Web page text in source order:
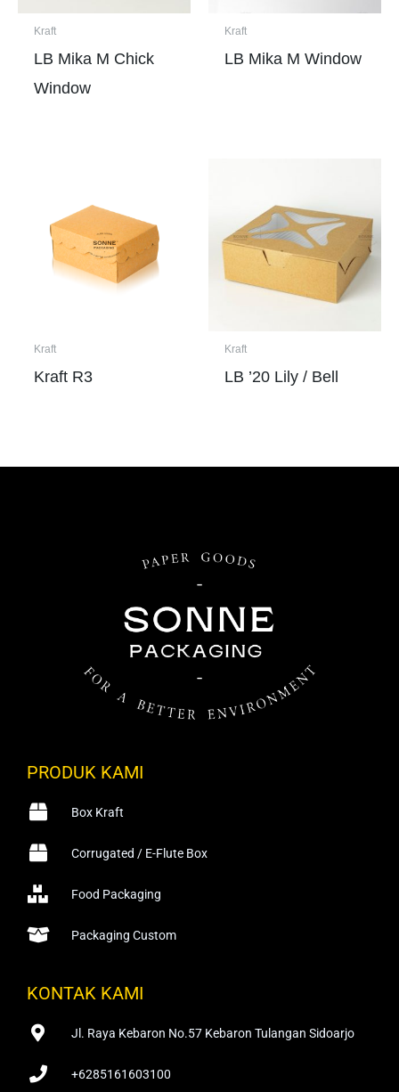
Kraft
LB Mika M Chick
Window
Kraft
LB Mika M Window
Kraft
Kraft R3
Kraft
LB ’20 Lily / Bell
PRODUK KAMI
Box Kraft
Corrugated / E-Flute Box
Food Packaging
Packaging Custom
KONTAK KAMI
Jl. Raya Kebaron No.57 Kebaron Tulangan Sidoarjo
+6285161603100